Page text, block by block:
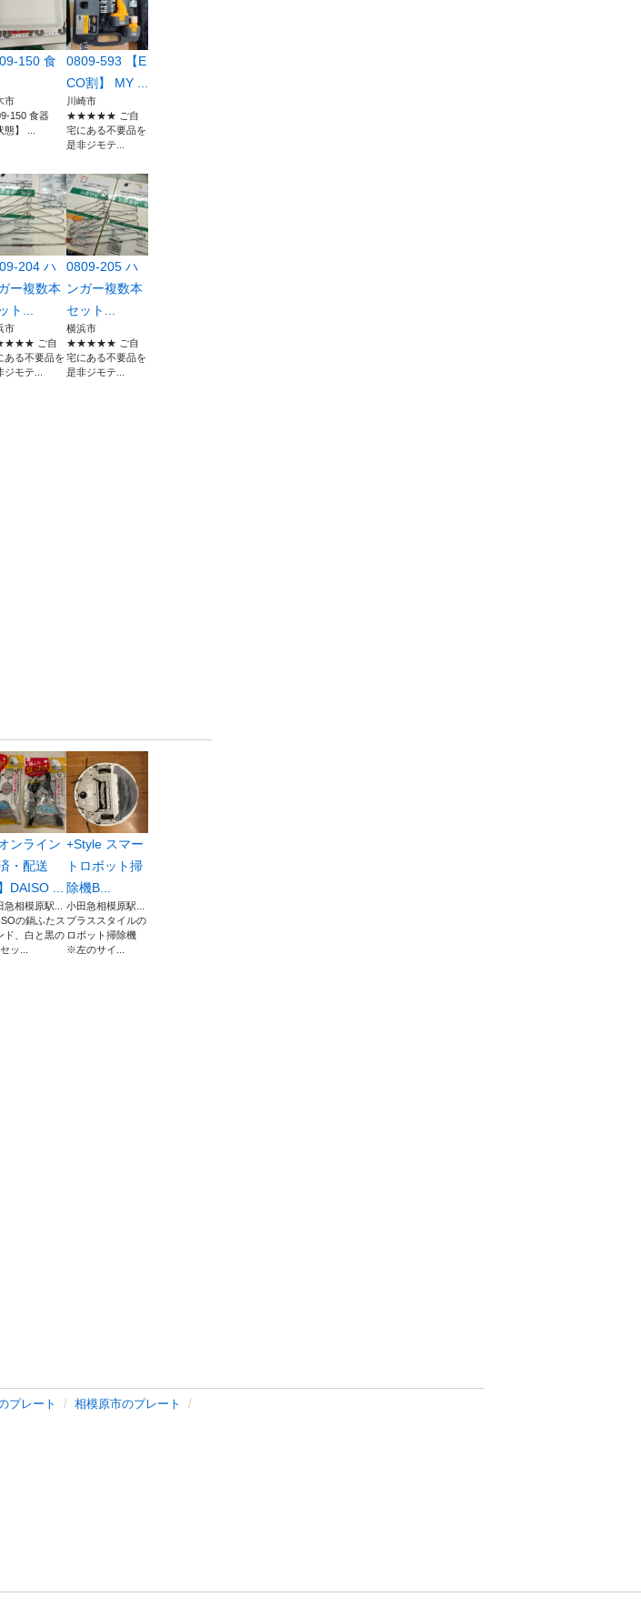
150 食
市
150 食器
態】 ...
0809-593 【E
CO割】 MY ...
川崎市
★★★★★ ご自
宅にある不要品を
是非ジモテ...
204 ハ
ー複数本
ト...
市
ご自
ある不要品を
ジモテ...
0809-205 ハ
ンガー複数本
セット...
横浜市
★★★★★ ご自
宅にある不要品を
是非ジモテ...
オンライン
・配送
DAISO ...
急相模原駅...
の鍋ふたス
ド、白と黒の
ッ...
+Style スマー
トロボット掃
除機B...
小田急相模原駅...
プラススタイルの
ロボット掃除機
※左のサイ...
プレート
相模原市のプレート